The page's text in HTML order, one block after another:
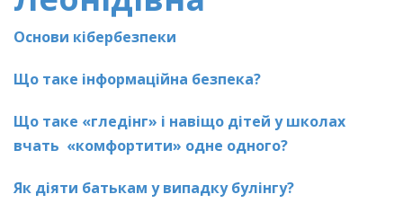
Основи кібербезпеки
Що таке інформаційна безпека?
Що таке «гледінг» і навіщо дітей у школах
вчать «комфортити» одне одного?
Як діяти батькам у випадку булінгу?